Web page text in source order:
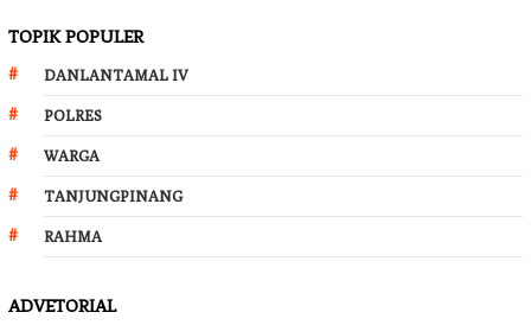
TOPIK POPULER
DANLANTAMAL IV
POLRES
WARGA
TANJUNGPINANG
RAHMA
ADVETORIAL